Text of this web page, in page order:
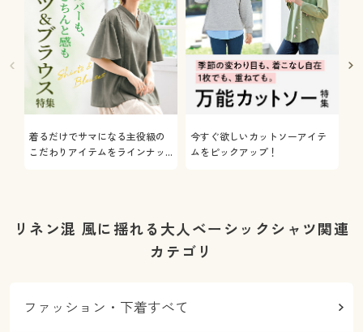
着るだけでサマになる主役級の
こだわりアイテムをラインナッ
今すぐ欲しいカットソーアイテ
ムをピックアップ！
リネン混 風に揺れる大人ベーシックシャツ関連
カテゴリ
ファッション・下着すべて